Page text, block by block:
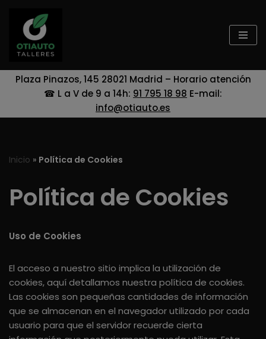
Saltar
contenido
Plaza Pinazos, 145 28021 Madrid – Horario atención
☎ L a V de 9 a 14h: 91 795 18 98 E-mail:
info@otiauto.es
Inicio » Política de Cookies
Política de Cookies
Uso de Cookies
El acceso a nuestro sitio implica la utilización de
cookies, aquí detallamos nuestra política de cookies.
Las cookies son pequeñas cantidades de información
que se almacenan en el navegador utilizado por cada
usuario para que el servidor recuerde cierta